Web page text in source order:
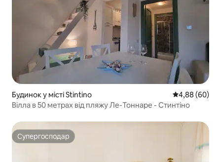
Будинок у місті Stintino Середня
4,88 (60)
Вілла в 50 метрах від пляжу Ле-Тоннаре - Стинтіно
Супергосподар
Супергосподар